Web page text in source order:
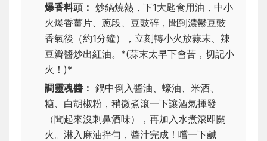
爆香料頭： 炒鍋燒熱，下1大匙食用油，中小
火爆香薑片、蔥段、豆豉碎，聞到濃鬱豆豉
香氣後（約1分鐘），立刻轉小火放蒜末、辣
豆瓣醬炒出紅油。*(蒜末太早下會苦，切記小
火！)*
調靈魂醬： 鍋中倒入醬油、蠔油、米酒、
糖、白胡椒粉，稍微煮滾一下讓酒氣揮發
（聞起來沒刺鼻酒味），再加入水煮滾即關
火。淋入麻油拌勻，醬汁完成！嚐一下鹹